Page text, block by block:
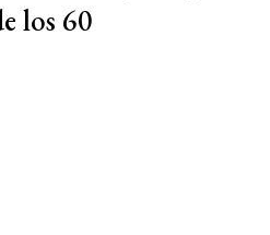
los 60